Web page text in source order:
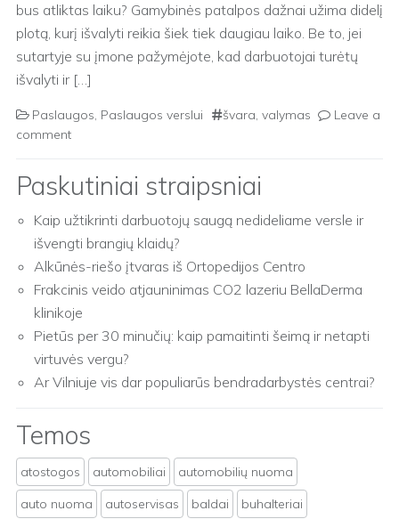
bus atliktas laiku? Gamybinės patalpos dažnai užima didelį
plotą, kurį išvalyti reikia šiek tiek daugiau laiko. Be to, jei
sutartyje su įmone pažymėjote, kad darbuotojai turėtų
išvalyti ir […]
Paslaugos, Paslaugos verslui švara, valymas
Leave a
comment
Paskutiniai straipsniai
Kaip užtikrinti darbuotojų saugą nedideliame versle ir
išvengti brangių klaidų?
Alkūnės-riešo įtvaras iš Ortopedijos Centro
Frakcinis veido atjauninimas CO2 lazeriu BellaDerma
klinikoje
Pietūs per 30 minučių: kaip pamaitinti šeimą ir netapti
virtuvės vergu?
Ar Vilniuje vis dar populiarūs bendradarbystės centrai?
Temos
atostogos automobiliai
automobilių nuoma
auto nuoma
autoservisas baldai
buhalteriai